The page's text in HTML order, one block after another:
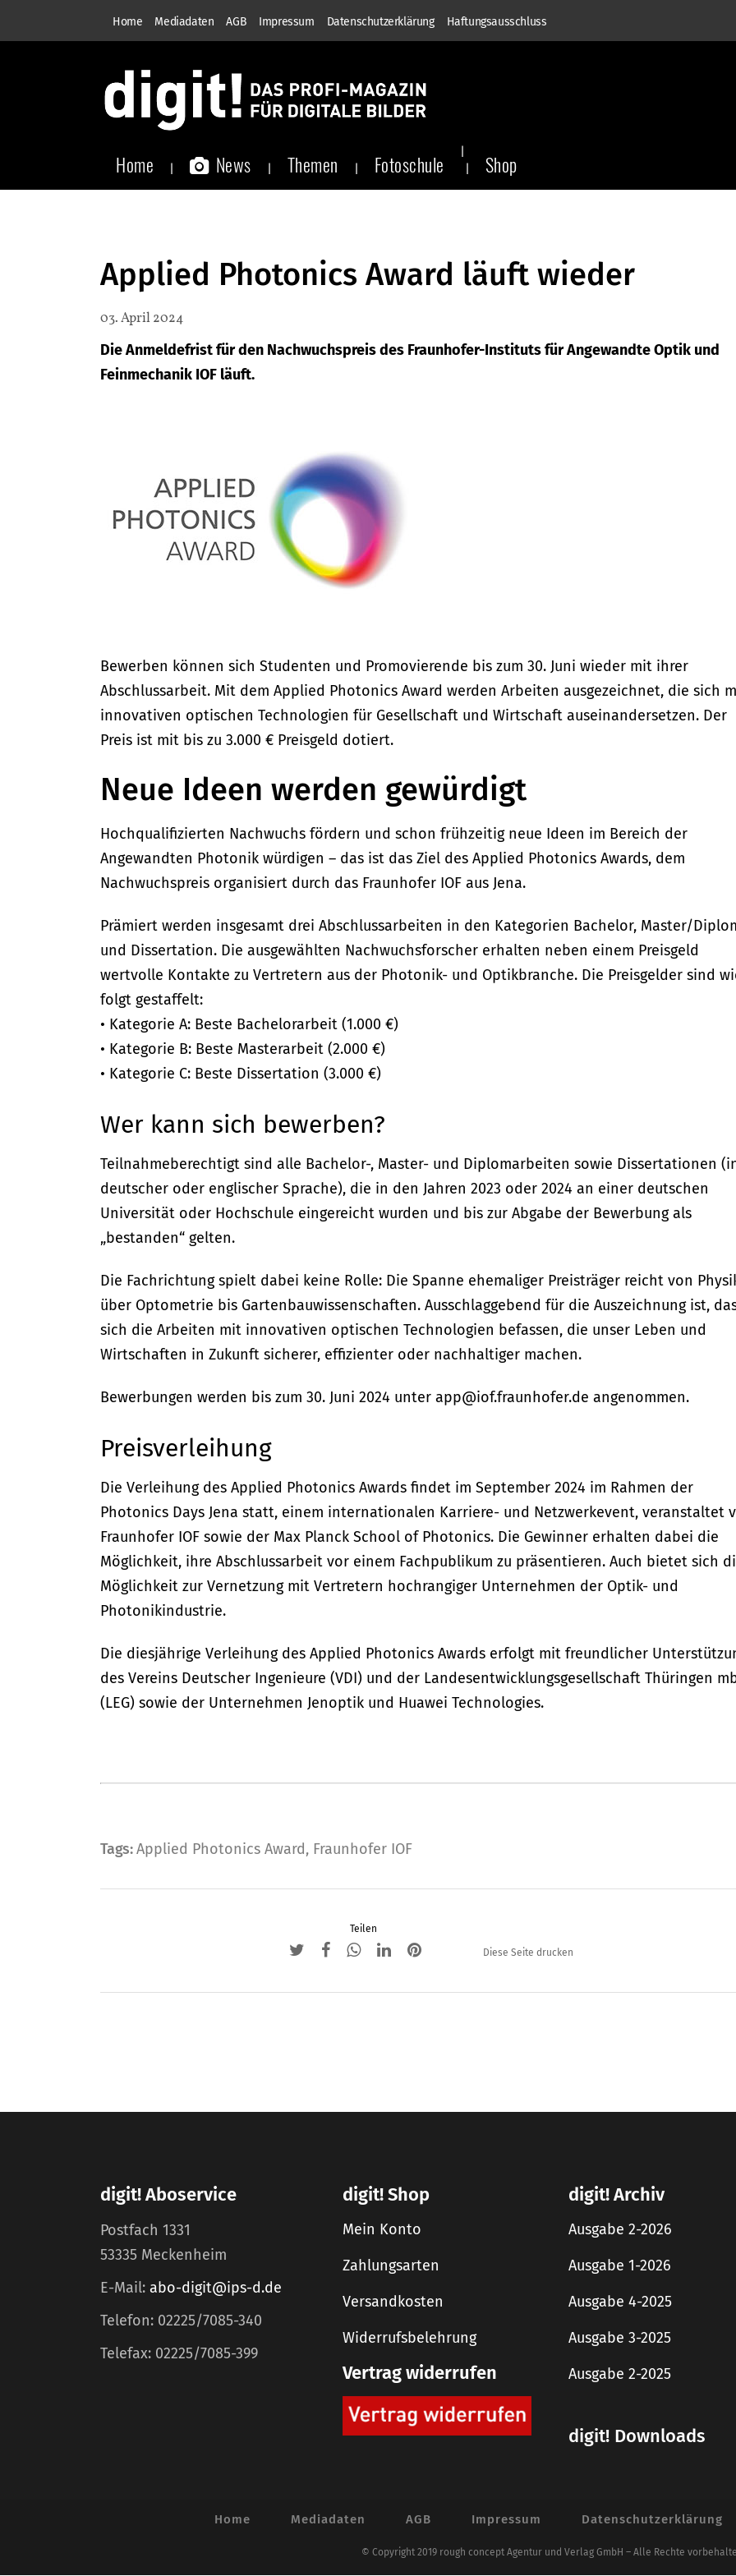
Home Mediadaten AGB Impressum Datenschutzerklärung Haftungsausschluss
Home News Themen Fotoschule Shop
Applied Photonics Award läuft wieder
03. April 2024
Die Anmeldefrist für den Nachwuchspreis des Fraunhofer-Instituts für Angewandte Optik und
Feinmechanik IOF läuft.
Bewerben können sich Studenten und Promovierende bis zum 30. Juni wieder mit ihrer
Abschlussarbeit. Mit dem Applied Photonics Award werden Arbeiten ausgezeichnet, die sich
innovativen optischen Technologien für Gesellschaft und Wirtschaft auseinandersetzen. Der
Preis ist mit bis zu 3.000 € Preisgeld dotiert.
Neue Ideen werden gewürdigt
Hochqualifizierten Nachwuchs fördern und schon frühzeitig neue Ideen im Bereich der
Angewandten Photonik würdigen – das ist das Ziel des Applied Photonics Awards, dem
Nachwuchspreis organisiert durch das Fraunhofer IOF aus Jena.
Prämiert werden insgesamt drei Abschlussarbeiten in den Kategorien Bachelor, Master/
und Dissertation. Die ausgewählten Nachwuchsforscher erhalten neben einem Preisgeld
wertvolle Kontakte zu Vertretern aus der Photonik- und Optikbranche. Die Preisgelder sind
folgt gestaffelt:
• Kategorie A: Beste Bachelorarbeit (1.000 €)
• Kategorie B: Beste Masterarbeit (2.000 €)
• Kategorie C: Beste Dissertation (3.000 €)
Wer kann sich bewerben?
Teilnahmeberechtigt sind alle Bachelor-, Master- und Diplomarbeiten sowie Dissertationen
deutscher oder englischer Sprache), die in den Jahren 2023 oder 2024 an einer deutschen
Universität oder Hochschule eingereicht wurden und bis zur Abgabe der Bewerbung als
„bestanden“ gelten.
Die Fachrichtung spielt dabei keine Rolle: Die Spanne ehemaliger Preisträger reicht von
über Optometrie bis Gartenbauwissenschaften. Ausschlaggebend für die Auszeichnung ist,
sich die Arbeiten mit innovativen optischen Technologien befassen, die unser Leben und
Wirtschaften in Zukunft sicherer, effizienter oder nachhaltiger machen.
Bewerbungen werden bis zum 30. Juni 2024 unter app@iof.fraunhofer.de angenommen.
Preisverleihung
Die Verleihung des Applied Photonics Awards findet im September 2024 im Rahmen der
Photonics Days Jena statt, einem internationalen Karriere- und Netzwerkevent, veranstaltet
Fraunhofer IOF sowie der Max Planck School of Photonics. Die Gewinner erhalten dabei die
Möglichkeit, ihre Abschlussarbeit vor einem Fachpublikum zu präsentieren. Auch bietet sich
Möglichkeit zur Vernetzung mit Vertretern hochrangiger Unternehmen der Optik- und
Photonikindustrie.
Die diesjährige Verleihung des Applied Photonics Awards erfolgt mit freundlicher
des Vereins Deutscher Ingenieure (VDI) und der Landesentwicklungsgesellschaft Thüringen
(LEG) sowie der Unternehmen Jenoptik und Huawei Technologies.
Tags: Applied Photonics Award, Fraunhofer IOF
Teilen
Diese Seite drucken
digit! Aboservice
Postfach 1331
53335 Meckenheim
E-Mail: abo-digit@ips-d.de
Telefon: 02225/7085-340
Telefax: 02225/7085-399
digit! Shop
Mein Konto
Zahlungsarten
Versandkosten
Widerrufsbelehrung
Vertrag widerrufen
digit! Archiv
Ausgabe 2-2026
Ausgabe 1-2026
Ausgabe 4-2025
Ausgabe 3-2025
Ausgabe 2-2025
digit! Downloads
Home Mediadaten AGB Impressum Datenschutzerklärung
© Copyright 2019 rough concept Agentur und Verlag GmbH – Alle Rechte